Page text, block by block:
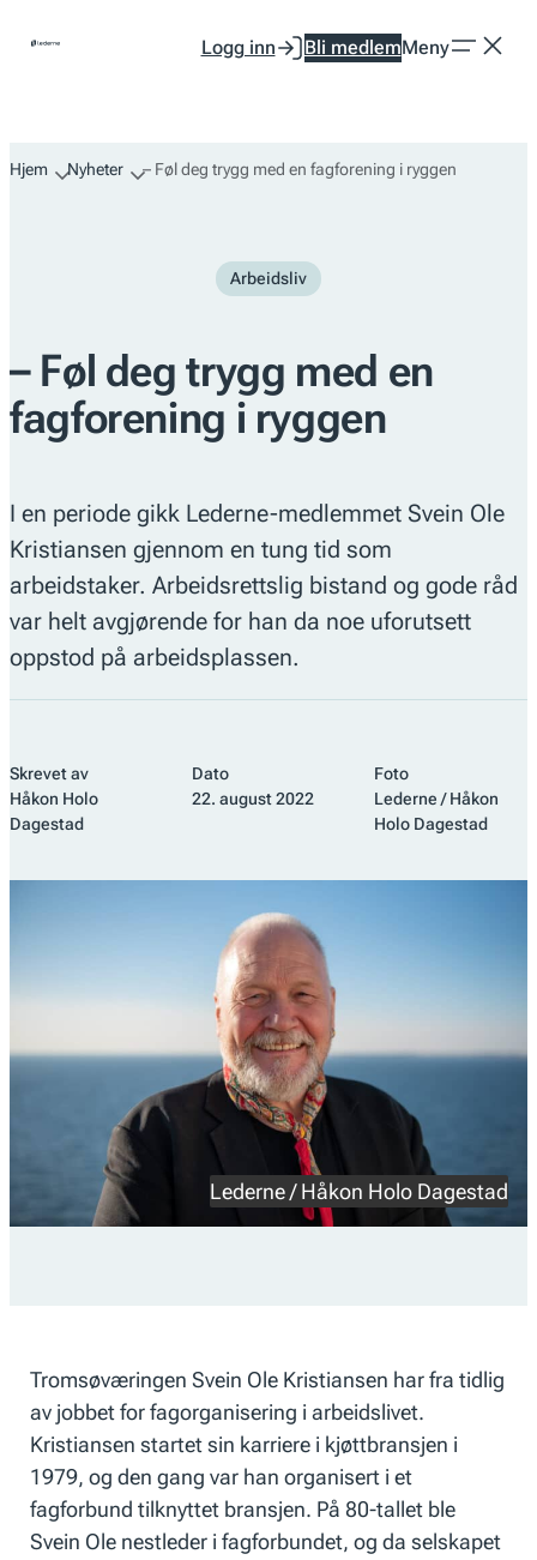
Logg inn Bli medlemMeny
Hjem Nyheter – Føl deg trygg med en fagforening i ryggen
Arbeidsliv
– Føl deg trygg med en
fagforening i ryggen
I en periode gikk Lederne-medlemmet Svein Ole
Kristiansen gjennom en tung tid som
arbeidstaker. Arbeidsrettslig bistand og gode råd
var helt avgjørende for han da noe uforutsett
oppstod på arbeidsplassen.
Skrevet av
Håkon Holo
Dagestad
Dato
22. august 2022
Foto
Lederne / Håkon
Holo Dagestad
Lederne / Håkon Holo Dagestad
Tromsøværingen Svein Ole Kristiansen har fra tidlig
av jobbet for fagorganisering i arbeidslivet.
Kristiansen startet sin karriere i kjøttbransjen i
1979, og den gang var han organisert i et
fagforbund tilknyttet bransjen. På 80-tallet ble
Svein Ole nestleder i fagforbundet, og da selskapet